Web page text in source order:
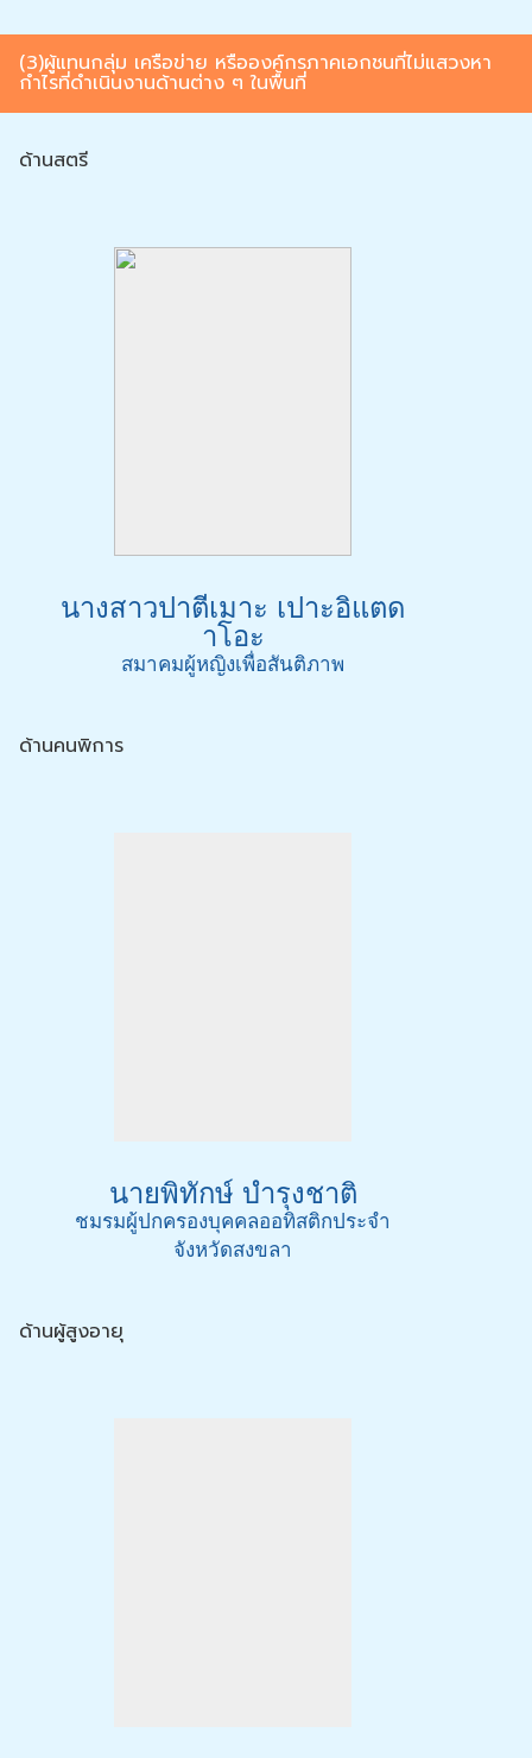
(3)ผู้แทนกลุ่ม เครือข่าย หรือองค์กรภาคเอกชนที่ไม่แสวงหา
กำไรที่ดำเนินงานด้านต่าง ๆ ในพื้นที่
ด้านสตรี
นางสาวปาตีเมาะ เปาะอิแตด
าโอะ
สมาคมผู้หญิงเพื่อสันติภาพ
ด้านคนพิการ
นายพิทักษ์ บำรุงชาติ
ชมรมผู้ปกครองบุคคลออทิสติกประจำ
จังหวัดสงขลา
ด้านผู้สูงอายุ